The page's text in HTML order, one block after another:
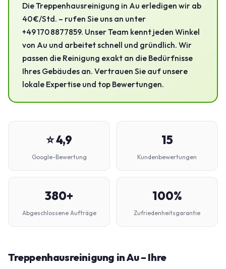
Die Treppenhausreinigung in Au erledigen wir ab
40 €/Std. – rufen Sie uns an unter
+49 170 8877859. Unser Team kennt jeden Winkel
von Au und arbeitet schnell und gründlich. Wir
passen die Reinigung exakt an die Bedürfnisse
Ihres Gebäudes an. Vertrauen Sie auf unsere
lokale Expertise und top Bewertungen.
⭐ 4,9
Google-Bewertung
15
Kundenbewertungen
380+
Abgeschlossene Aufträge
100%
Zufriedenheitsgarantie
Treppenhausreinigung in Au – Ihre